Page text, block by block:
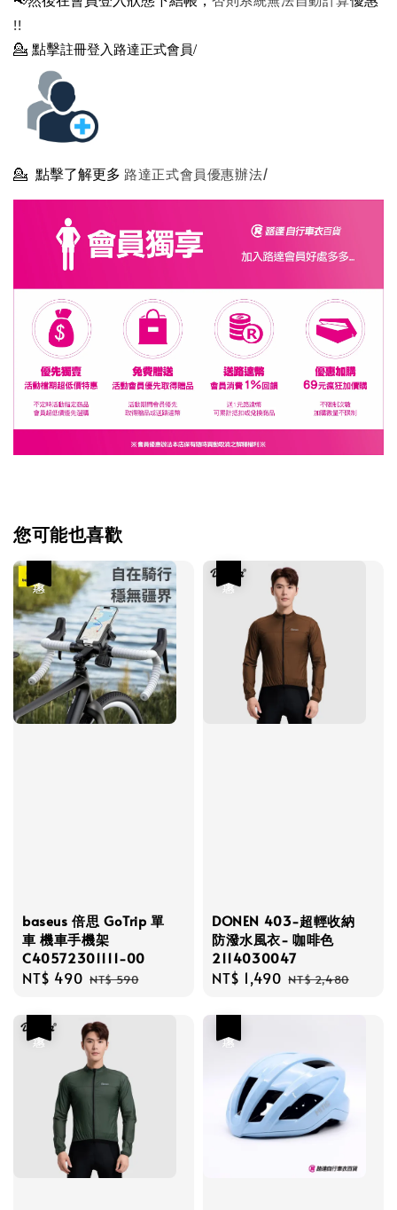
!!
💁 點擊註冊登入路達正式會員/
💁 點擊了解更多 路達正式會員優惠辦法/
您可能也喜歡
baseus 倍思 GoTrip 單
車 機車手機架
C40572301111-00
Sale
NT$ 490 Regular
NT$ 590
DONEN 403-超輕收納
防潑水風衣- 咖啡色
2114030047
Sale
NT$ 1,490 Regular
NT$ 2,480